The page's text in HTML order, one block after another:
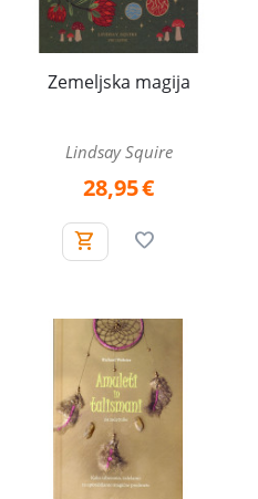
Zemeljska magija
Lindsay Squire
28,95€